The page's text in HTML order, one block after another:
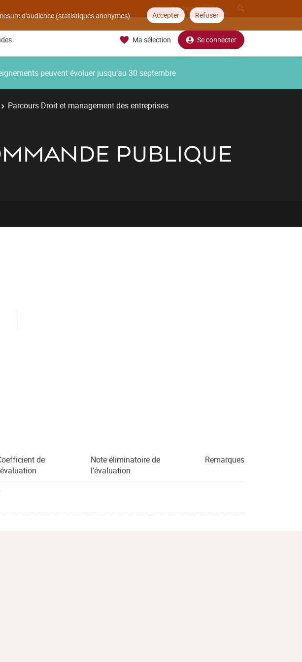
d'audience (statistiques anonymes). Accepter Refuser
Ma sélection Se connecter
peuvent évoluer jusqu’au 30 septembre
Parcours Droit et management des entreprises
PUBLIQUE
de
Note éliminatoire de
l'évaluation
Remarques